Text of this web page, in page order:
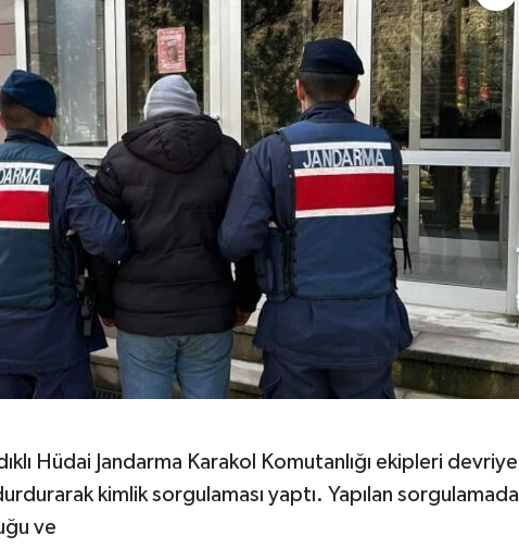
Hüdai Jandarma Karakol Komutanlığı ekipleri devriye
kimlik sorgulaması yaptı. Yapılan sorgulamada
ve